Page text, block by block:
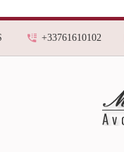
+33761610102